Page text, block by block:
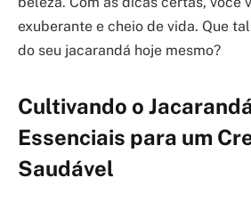
exuberante e cheio de vida. Que
do seu jacarandá hoje mesmo?
Cultivando o
Essenciais para um
Saudável